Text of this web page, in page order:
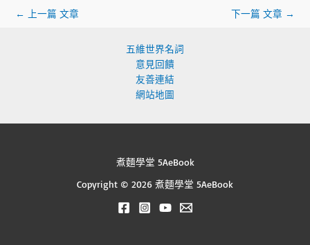
← 上一篇 文章 下一篇 文章 →
五維世界名詞
意見回饋
友善連結
網站地圖
煮麵學堂 5AeBook
Copyright © 2026 煮麵學堂 5AeBook